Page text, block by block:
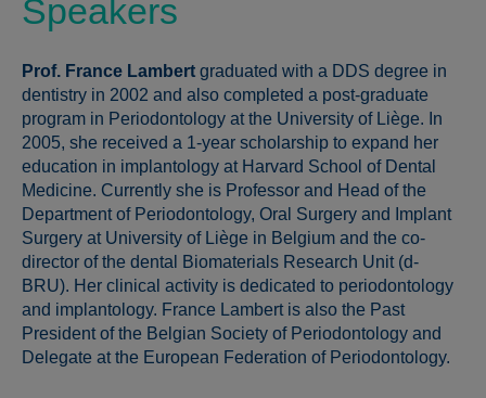
Speakers
Prof. France Lambert graduated with a DDS degree in
dentistry in 2002 and also completed a post-graduate
program in Periodontology at the University of Liège. In
2005, she received a 1-year scholarship to expand her
education in implantology at Harvard School of Dental
Medicine. Currently she is Professor and Head of the
Department of Periodontology, Oral Surgery and Implant
Surgery at University of Liège in Belgium and the co-
director of the dental Biomaterials Research Unit (d-
BRU). Her clinical activity is dedicated to periodontology
and implantology. France Lambert is also the Past
President of the Belgian Society of Periodontology and
Delegate at the European Federation of Periodontology.